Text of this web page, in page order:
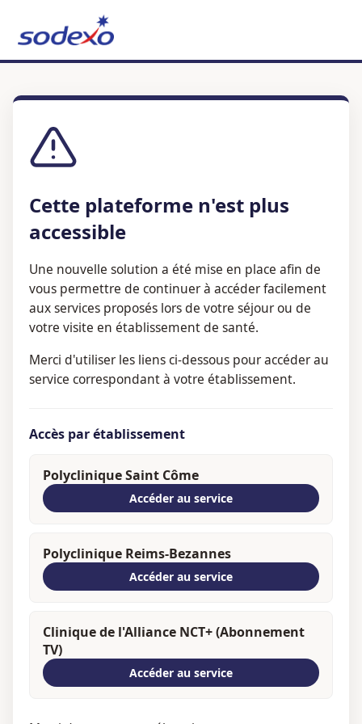
Cette plateforme n'est plus
accessible
Une nouvelle solution a été mise en place afin de
vous permettre de continuer à accéder facilement
aux services proposés lors de votre séjour ou de
votre visite en établissement de santé.
Merci d'utiliser les liens ci-dessous pour accéder au
service correspondant à votre établissement.
Accès par établissement
Polyclinique Saint Côme
Accéder au service
Polyclinique Reims-Bezannes
Accéder au service
Clinique de l'Alliance NCT+ (Abonnement
TV)
Accéder au service